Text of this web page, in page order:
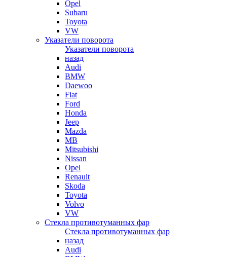
Opel
Subaru
Toyota
VW
Указатели поворота
Указатели поворота
назад
Audi
BMW
Daewoo
Fiat
Ford
Honda
Jeep
Mazda
MB
Mitsubishi
Nissan
Opel
Renault
Skoda
Toyota
Volvo
VW
Стекла противотуманных фар
Стекла противотуманных фар
назад
Audi